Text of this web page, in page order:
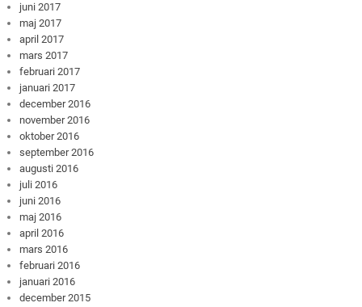
juni 2017
maj 2017
april 2017
mars 2017
februari 2017
januari 2017
december 2016
november 2016
oktober 2016
september 2016
augusti 2016
juli 2016
juni 2016
maj 2016
april 2016
mars 2016
februari 2016
januari 2016
december 2015